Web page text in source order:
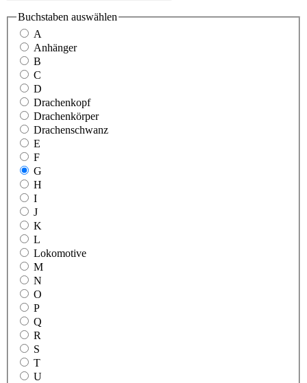
Buchstaben auswählen
A
Anhänger
B
C
D
Drachenkopf
Drachenkörper
Drachenschwanz
E
F
G
H
I
J
K
L
Lokomotive
M
N
O
P
Q
R
S
T
U